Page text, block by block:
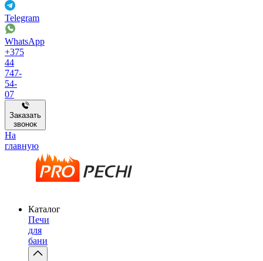
Telegram
WhatsApp
+375
44
747-
54-
07
Заказать
звонок
На
главную
Каталог
Печи
для
бани